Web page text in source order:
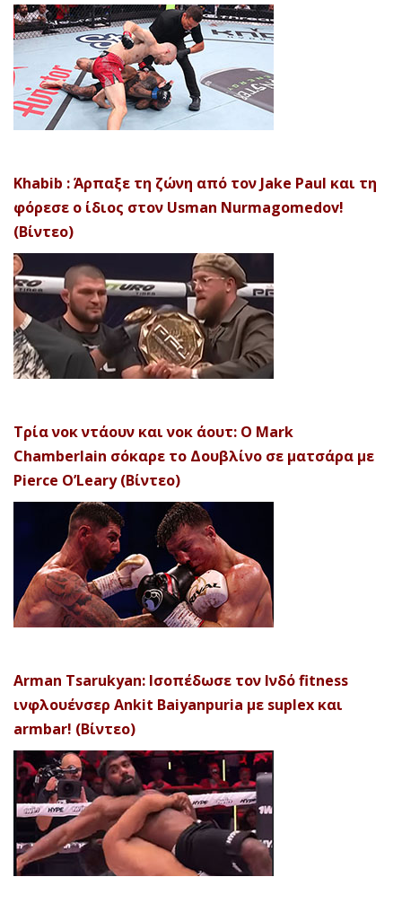
Khabib : Άρπαξε τη ζώνη από τον Jake Paul και τη
φόρεσε ο ίδιος στον Usman Nurmagomedov!
(Βίντεο)
Τρία νοκ ντάουν και νοκ άουτ: Ο Mark
Chamberlain σόκαρε το Δουβλίνο σε ματσάρα με
Pierce O’Leary (Βίντεο)
Arman Tsarukyan: Ισοπέδωσε τον Ινδό fitness
ινφλουένσερ Ankit Baiyanpuria με suplex και
armbar! (Βίντεο)